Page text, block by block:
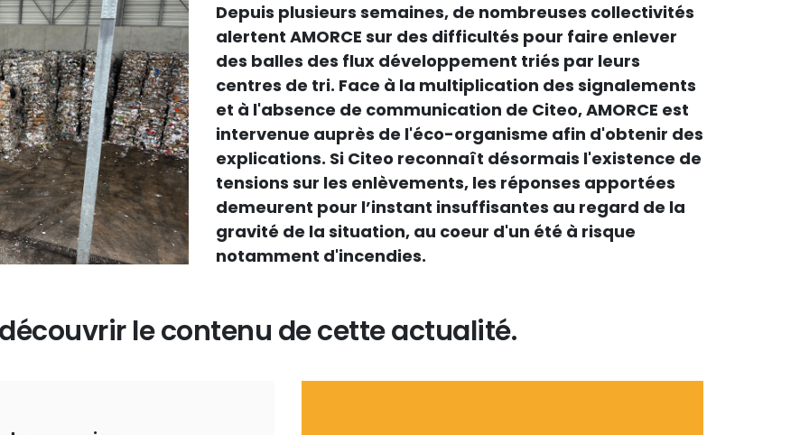
Depuis plusieurs semaines, de nombreuses collectivités
alertent AMORCE sur des difficultés pour faire enlever
des balles des flux développement triés par leurs
centres de tri. Face à la multiplication des signalements
et à l'absence de communication de Citeo, AMORCE est
intervenue auprès de l'éco-organisme afin d'obtenir des
explications. Si Citeo reconnaît désormais l'existence de
tensions sur les enlèvements, les réponses apportées
demeurent pour l’instant insuffisantes au regard de la
gravité de la situation, au coeur d'un été à risque
notamment d'incendies.
le contenu de cette actualité.